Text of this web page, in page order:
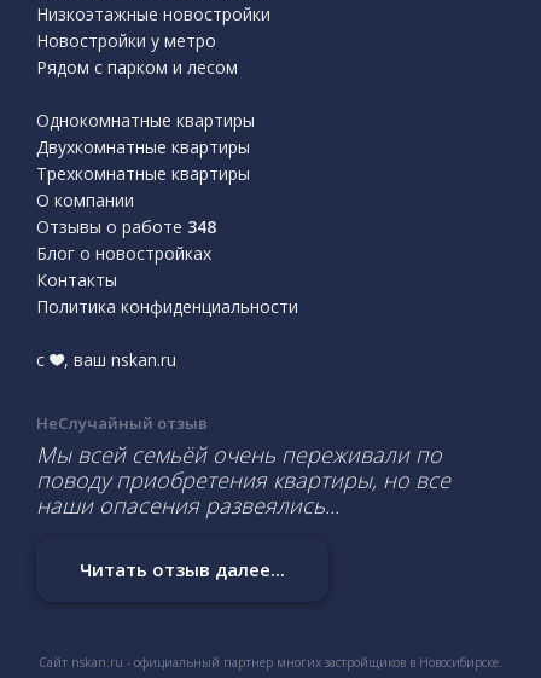
Низкоэтажные новостройки
Новостройки у метро
Рядом с парком и лесом
Однокомнатные квартиры
Двухкомнатные квартиры
Трехкомнатные квартиры
О компании
Отзывы о работе 348
Блог о новостройках
Контакты
Политика конфиденциальности
с , ваш nskan.ru
НеСлучайный отзыв
Мы всей семьёй очень переживали по
поводу приобретения квартиры, но все
наши опасения развеялись...
Читать отзыв далее...
Сайт nskan.ru - официальный партнер многих застройщиков в Новосибирске.